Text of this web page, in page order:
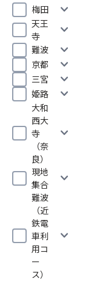
梅田 expand_more
天王
寺
expand_more
難波 expand_more
京都 expand_more
三宮 expand_more
姫路 expand_more
大和
西大
寺
（奈
良）
expand_more
現地
集合
expand_more
難波
（近
鉄電
車利
用コ
ー
ス）
expand_more